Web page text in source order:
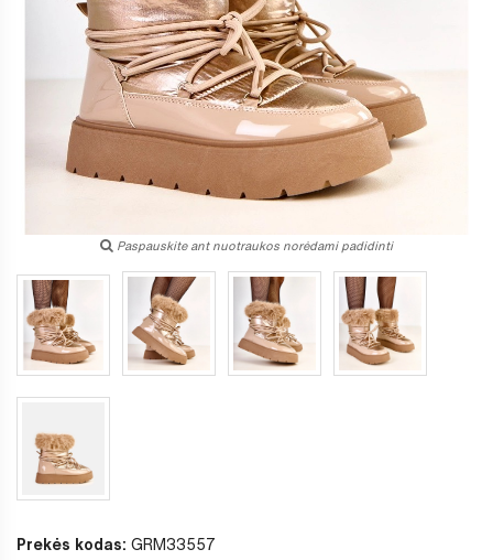
Paspauskite ant nuotraukos norėdami padidinti
Prekės kodas: GRM33557